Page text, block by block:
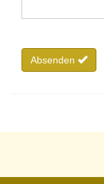
Absenden